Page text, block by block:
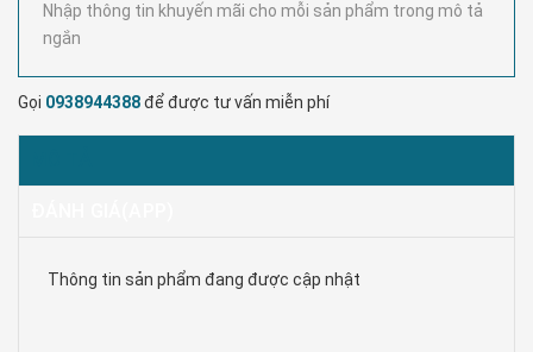
Nhập thông tin khuyến mãi cho mỗi sản phẩm trong mô tả
ngắn
Gọi 0938944388để được tư vấn miễn phí
Thông tin sản phẩm đang được cập nhật